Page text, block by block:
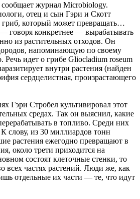
журнал Microbiology.
отец и сын Гэри и Скотт
который может превращать…
говоря конкретнее — вырабатывать
из растительных отходов. Он
напоминающую по своему
Речь идет о грибе Gliocladium roseum
внутри растения (найден
сердцелистная, произрастающего
Гэри Стробел культивировал этот
средах. Так он выяснил, какие
в топливо. Среди них
слову, из 30 миллиардов тонн
растения ежегодно превращают в
около трети приходится на
состоят клеточные стенки, то
всех частях растений. Люди же, как
отдельные их части — те, что идут